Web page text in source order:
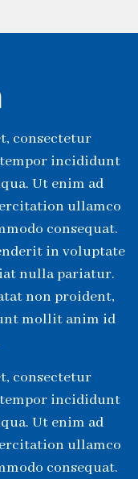
consectetur
tempor incididunt
Ut enim ad
ullamco
consequat.
in voluptate
nulla pariatur.
non proident,
mollit anim id
consectetur
tempor incididunt
Ut enim ad
ullamco
consequat.